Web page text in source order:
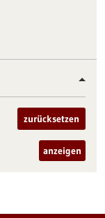
zurücksetzen
anzeigen